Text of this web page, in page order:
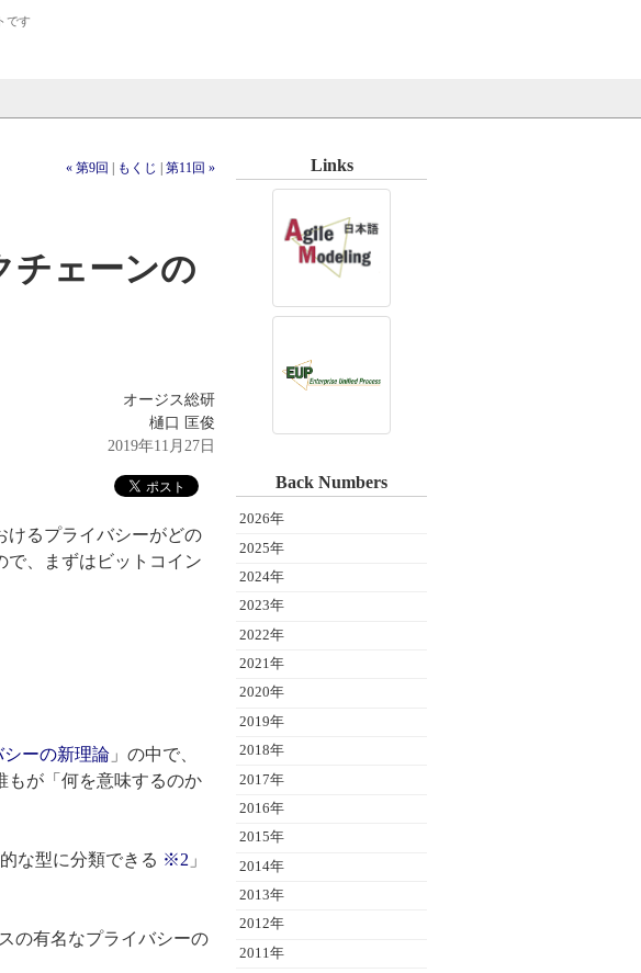
です
« 第9回 もくじ 第11回 »
チェーンの
オージス総研
樋口 匡俊
2019年11月27日
けるプライバシーがどの
で、まずはビットコイン
シーの新理論 」の中で、
もが「何を意味するのか
な型に分類できる ※2 」
の有名なプライバシーの
Links
Back Numbers
2026年
2025年
2024年
2023年
2022年
2021年
2020年
2019年
2018年
2017年
2016年
2015年
2014年
2013年
2012年
2011年